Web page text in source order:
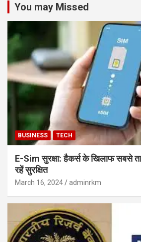
You may Missed
BUSINESS TECH
E-Sim सुरक्षा: हैकर्स के खिलाफ सबसे
रहें सुरक्षित
March 16, 2024 adminrkm